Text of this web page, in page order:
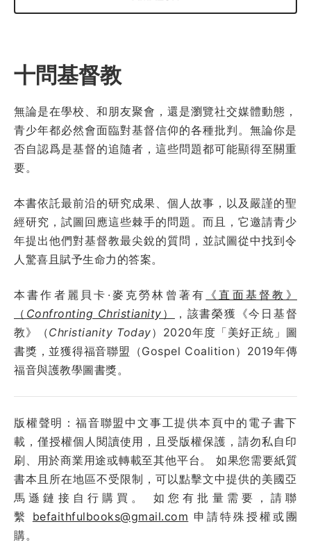
十問基督教
無論是在學校、和朋友聚會，還是瀏覽社交媒體動態，
青少年都必然會面臨對基督信仰的各種批判。無論你是
否自認爲是基督的追隨者，這些問題都可能顯得至關重
要。
本書依託最前沿的研究成果、個人故事，以及嚴謹的聖
經研究，試圖回應這些棘手的問題。而且，它邀請青少
年提出他們對基督教最尖銳的質問，並試圖從中找到令
人驚喜且賦予生命力的答案。
本書作者麗貝卡·麥克勞林曾著有 《直面基督教》
（ Confronting Christianity ）
，該書榮獲《今日基督
教》（Christianity Today）2020年度「美好正統」圖
書獎，並獲得福音聯盟（Gospel Coalition）2019年傳
福音與護教學圖書獎。
版權聲明：福音聯盟中文事工提供本頁中的電子書下
載，僅授權個人閱讀使用，且受版權保護，請勿私自印
刷、用於商業用途或轉載至其他平台。 如果您需要紙質
書本且所在地區不受限制，可以點擊文中提供的美國亞
馬遜鏈接自行購買。 如您有批量需要，請聯
繫 befaithfulbooks@gmail.com 申請特殊授權或團
購。